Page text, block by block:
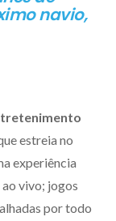
navio,
que estreia no
experiência
vivo; jogos
por todo